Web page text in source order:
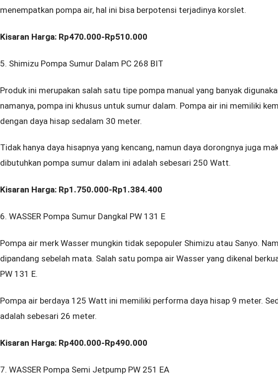
menempatkan pompa air, hal ini bisa berpotensi terjadinya korslet.
Kisaran Harga: Rp470.000-Rp510.000
5. Shimizu Pompa Sumur Dalam PC 268 BIT
Produk ini merupakan salah satu tipe pompa manual yang banyak
namanya, pompa ini khusus untuk sumur dalam. Pompa air ini memiliki
dengan daya hisap sedalam 30 meter.
Tidak hanya daya hisapnya yang kencang, namun daya dorongnya juga
dibutuhkan pompa sumur dalam ini adalah sebesari 250 Watt.
Kisaran Harga: Rp1.750.000-Rp1.384.400
6. WASSER Pompa Sumur Dangkal PW 131 E
Pompa air merk Wasser mungkin tidak sepopuler Shimizu atau Sanyo.
dipandang sebelah mata. Salah satu pompa air Wasser yang dikenal
PW 131 E.
Pompa air berdaya 125 Watt ini memiliki performa daya hisap 9 meter.
adalah sebesari 26 meter.
Kisaran Harga: Rp400.000-Rp490.000
7. WASSER Pompa Semi Jetpump PW 251 EA